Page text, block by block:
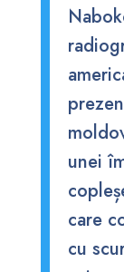
unei
care
cu